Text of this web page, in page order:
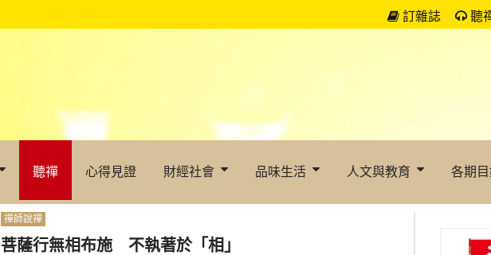
訂雜誌 聽
聽禪 心得見證 財經社會 品味生活 人文與教育 各期
禪師說禪
菩薩行無相布施 不執著於「相」